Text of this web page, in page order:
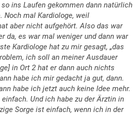
ins Laufen gekommen dann natürlich
Noch mal Kardiologe, weil
aber nicht aufgehört. Also das war
da, es war mal weniger und dann war
Kardiologe hat zu mir gesagt, „das
ich soll an meiner Ausdauer
in Ort 2 hat er dann auch nichts
habe ich mir gedacht ja gut, dann.
habe ich jetzt auch keine Idee mehr.
Und ich habe zu der Ärztin in
Sorge ist einfach, wenn ich in der